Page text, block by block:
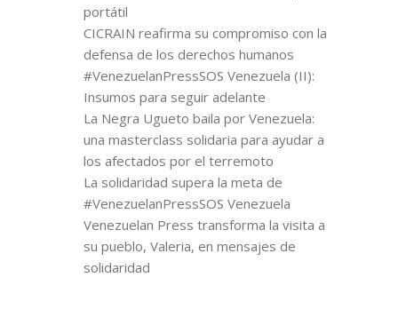
portátil
CICRAIN reafirma su compromiso con la
defensa de los derechos humanos
#VenezuelanPressSOS Venezuela (II):
Insumos para seguir adelante
La Negra Ugueto baila por Venezuela:
una masterclass solidaria para ayudar a
los afectados por el terremoto
La solidaridad supera la meta de
#VenezuelanPressSOS Venezuela
Venezuelan Press transforma la visita a
su pueblo, Valeria, en mensajes de
solidaridad